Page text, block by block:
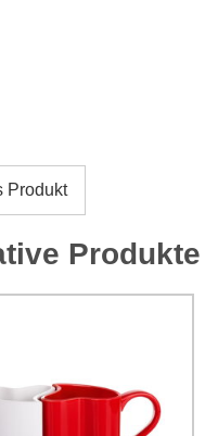
Produkt
Produkte